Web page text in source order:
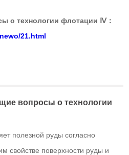
о технологии флотации Ⅳ：
21.html
вопросы о технологии
полезной руды согласно
свойстве поверхности руды и